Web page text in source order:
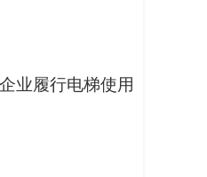
业履行电梯使用